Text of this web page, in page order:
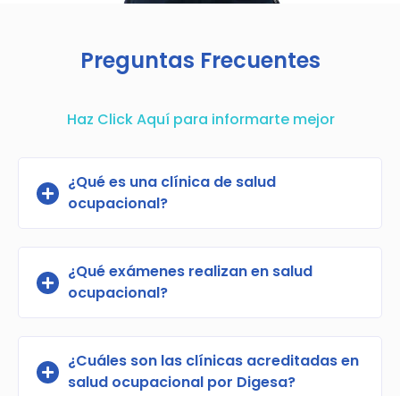
Preguntas Frecuentes
Haz Click Aquí para informarte mejor
¿Qué es una clínica de salud
ocupacional?
¿Qué exámenes realizan en salud
ocupacional?
¿Cuáles son las clínicas acreditadas en
salud ocupacional por Digesa?